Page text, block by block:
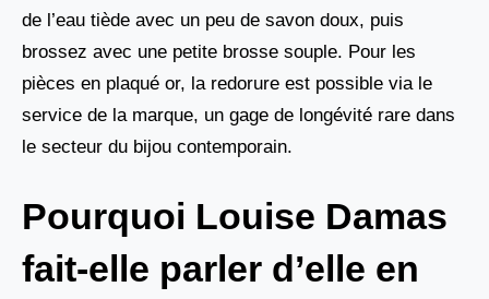
de l’eau tiède avec un peu de savon doux, puis
brossez avec une petite brosse souple. Pour les
pièces en plaqué or, la redorure est possible via le
service de la marque, un gage de longévité rare dans
le secteur du bijou contemporain.
Pourquoi Louise Damas
fait-elle parler d’elle en